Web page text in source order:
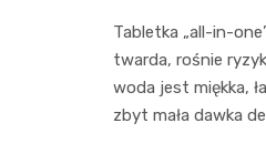
Tabletka „all-in-
twarda, rośnie
woda jest miękka,
zbyt mała dawka